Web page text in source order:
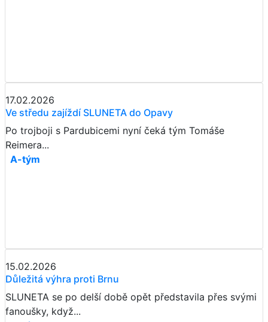
17.02.2026
Ve středu zajíždí SLUNETA do Opavy
Po trojboji s Pardubicemi nyní čeká tým Tomáše
Reimera...
A-tým
15.02.2026
Důležitá výhra proti Brnu
SLUNETA se po delší době opět představila přes svými
fanoušky, když...